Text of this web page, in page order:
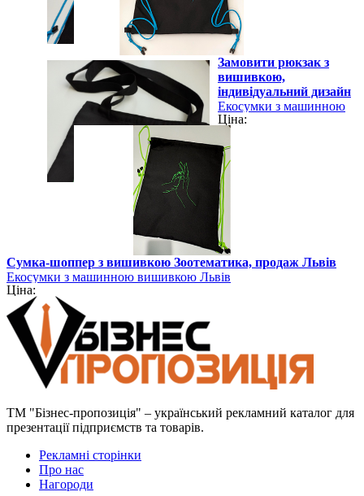
Замовити рюкзак з
вишивкою,
індивідуальний дизайн
Екосумки з машинною
вишивкою Львів
Ціна:
Перегляд
Сумка-шоппер з вишивкою Зоотематика, продаж Львів
Екосумки з машинною вишивкою Львів
Ціна:
ТМ "Бізнес-пропозиція" – український рекламний каталог для
презентації підприємств та товарів.
Рекламні сторінки
Про нас
Нагороди